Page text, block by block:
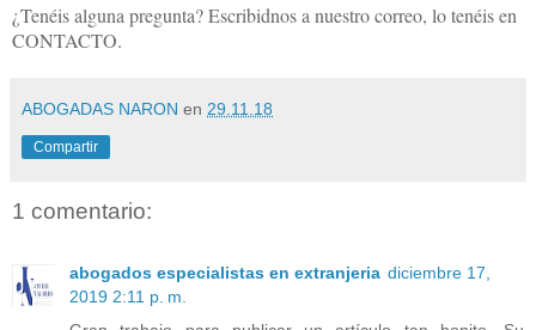
¿Tenéis alguna pregunta? Escribidnos a nuestro correo, lo tenéis en
CONTACTO.
ABOGADAS NARON en 29.11.18
Compartir
1 comentario:
abogados especialistas en extranjeria diciembre 17,
2019 2:11 p. m.